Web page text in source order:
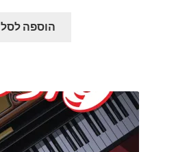
הוספה לסל